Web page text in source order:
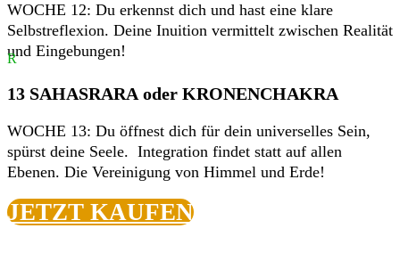
WOCHE 12: Du erkennst dich und hast eine klare
Selbstreflexion. Deine Inuition vermittelt zwischen Realität
und Eingebungen!
R
13 SAHASRARA oder KRONENCHAKRA
WOCHE 13: Du öffnest dich für dein universelles Sein,
spürst deine Seele. Integration findet statt auf allen
Ebenen. Die Vereinigung von Himmel und Erde!
JETZT KAUFEN